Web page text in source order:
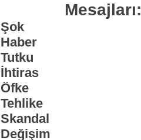
Mesajları:
Şok
Haber
Tutku
İhtiras
Öfke
Tehlike
Skandal
Değişim